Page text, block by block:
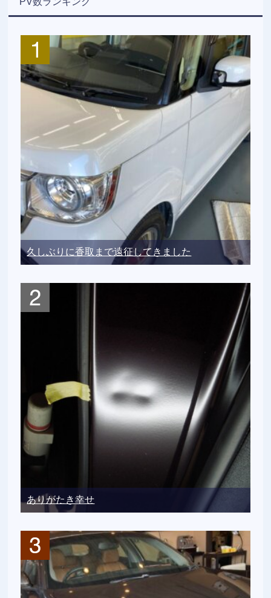
久しぶりに香取まで遠征してきました
ありがたき幸せ